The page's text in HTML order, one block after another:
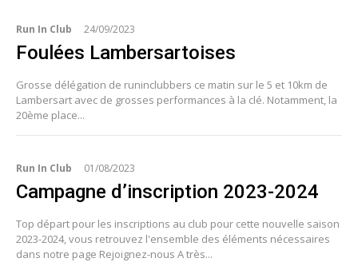
Run In Club 24/09/2023
Foulées Lambersartoises
Grosse délégation de runinclubbers ce matin sur le 5 et 10km de
Lambersart avec de grosses performances à la clé. Notamment, la
20ème place...
Run In Club 01/08/2023
Campagne d’inscription 2023-2024
Top départ pour les inscriptions au club pour cette nouvelle saison
2023-2024, vous retrouvez l'ensemble des éléments nécessaires
dans notre page Rejoignez-nous A très...